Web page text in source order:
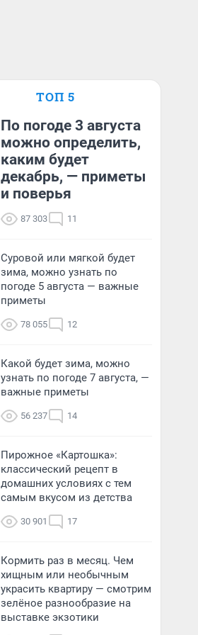
ТОП 5
По погоде 3 августа
можно определить,
каким будет
декабрь, — приметы
и поверья
87 303 11
Суровой или мягкой будет
зима, можно узнать по
погоде 5 августа — важные
приметы
78 055 12
Какой будет зима, можно
узнать по погоде 7 августа, —
важные приметы
56 237 14
Пирожное «Картошка»:
классический рецепт в
домашних условиях с тем
самым вкусом из детства
30 901 17
Кормить раз в месяц. Чем
хищным или необычным
украсить квартиру — смотрим
зелёное разнообразие на
выставке экзотики